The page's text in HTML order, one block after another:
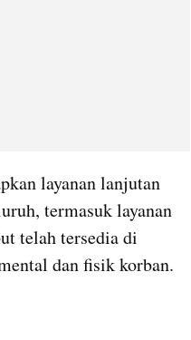
layanan lanjutan
termasuk layanan
telah tersedia di
dan fisik korban.